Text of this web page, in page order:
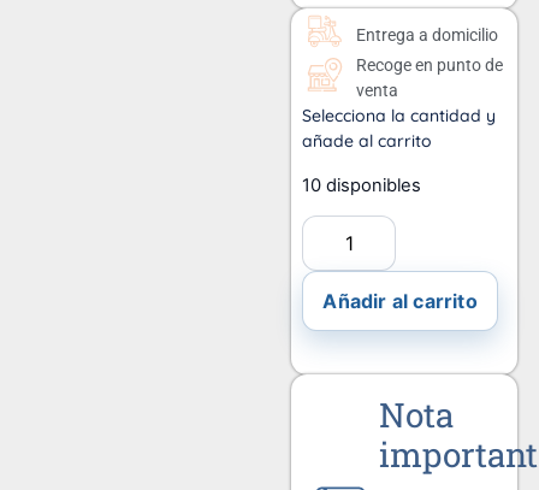
Entrega a domicilio
Recoge en punto de
venta
Selecciona la cantidad y
añade al carrito
10 disponibles
Añadir al carrito
Nota